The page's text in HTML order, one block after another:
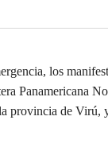
los
Panamericana
provincia de Virú,